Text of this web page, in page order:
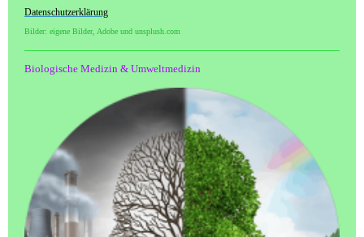
Datenschutzerklärung
Bilder: eigene Bilder, Adobe und unsplush.com
Biologische Medizin & Umweltmedizin